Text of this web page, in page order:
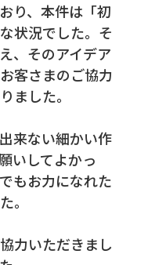
り、本件は「初
状況でした。そ
、そのアイデア
客さまのご協力
ました。
来ない細かい作
いしてよかっ
もお力になれた
。
力いただきまし